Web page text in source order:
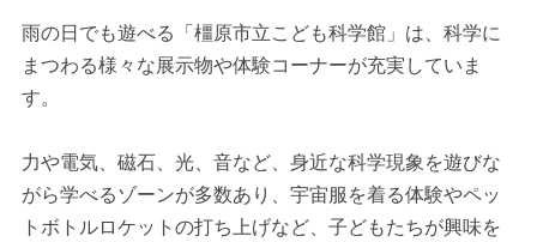
雨の日でも遊べる「橿原市立こども科学館」は、科学に
まつわる様々な展示物や体験コーナーが充実していま
す。
力や電気、磁石、光、音など、身近な科学現象を遊びな
がら学べるゾーンが多数あり、宇宙服を着る体験やペッ
トボトルロケットの打ち上げなど、子どもたちが興味を